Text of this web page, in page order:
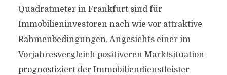
Quadratmeter in Frankfurt sind für
Immobilieninvestoren nach wie vor attraktive
Rahmenbedingungen. Angesichts einer im
Vorjahresvergleich positiveren Marktsituation
prognostiziert der Immobiliendienstleister